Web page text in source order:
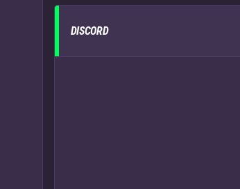
DISCORD